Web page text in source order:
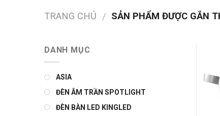
TRANG CHỦ / SẢN PHẨM ĐƯỢC GẮN
DANH MỤC
ASIA
ĐÈN ÂM TRẦN SPOTLIGHT
ĐÈN BÀN LED KINGLED